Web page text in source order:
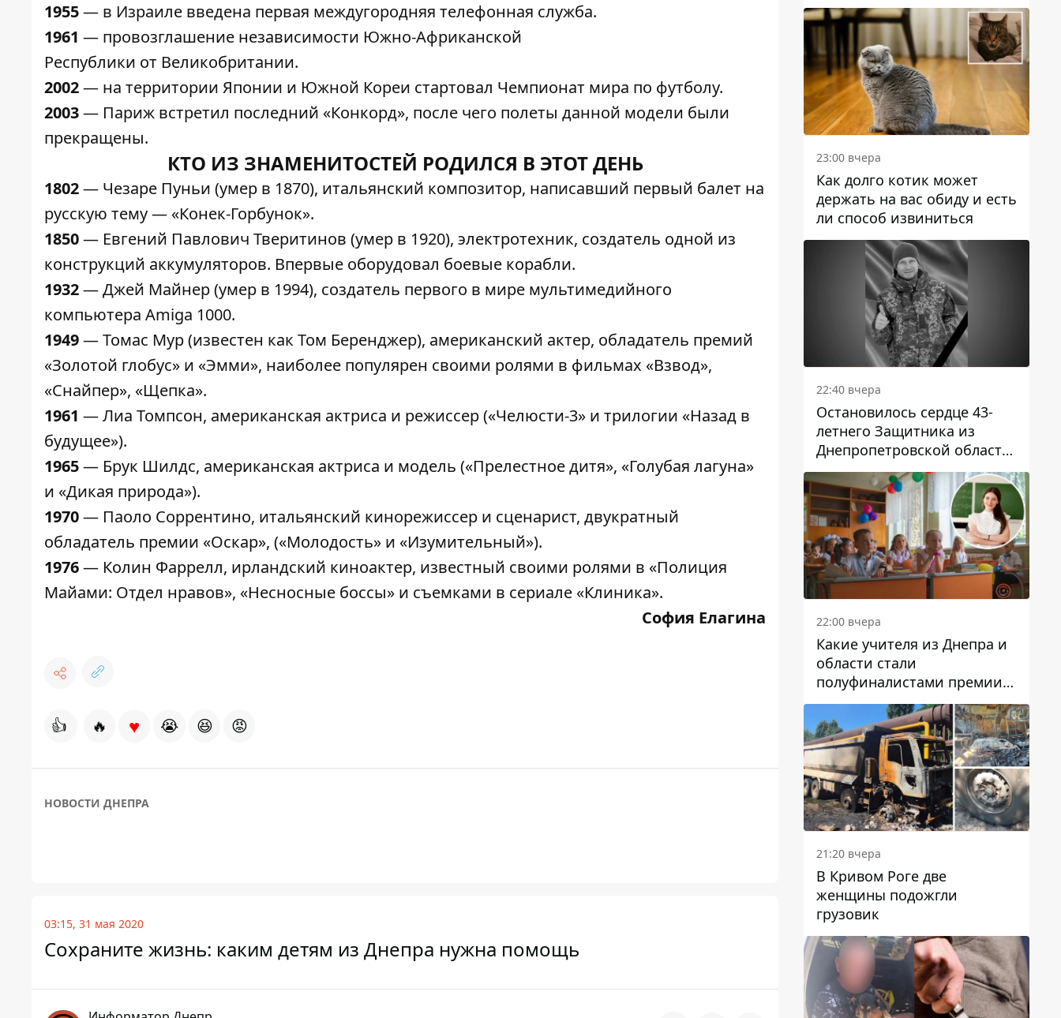
1955— в Израиле введена первая междугородняя телефонная служба.
1961 — провозглашение независимости Южно-Африканской
Республики от Великобритании.
2002— на территории Японии и Южной Кореи стартовал Чемпионат мира по футболу.
2003— Париж встретил последний «Конкорд», после чего полеты данной модели были
прекращены.
КТО ИЗ ЗНАМЕНИТОСТЕЙ РОДИЛСЯ В ЭТОТ ДЕНЬ
1802— Чезаре Пуньи (умер в 1870), итальянский композитор, написавший первый балет на
русскую тему — «Конек-Горбунок».
1850— Евгений Павлович Тверитинов (умер в 1920), электротехник, создатель одной из
конструкций аккумуляторов. Впервые оборудовал боевые корабли.
1932— Джей Майнер (умер в 1994), создатель первого в мире мультимедийного
компьютера Amiga 1000.
1949— Томас Мур (известен как Том Беренджер), американский актер, обладатель премий
«Золотой глобус» и «Эмми», наиболее популярен своими ролями в фильмах «Взвод»,
«Снайпер», «Щепка».
1961 — Лиа Томпсон, американская актриса и режиссер («Челюсти-3» и трилогии «Назад в
будущее»).
1965— Брук Шилдс, американская актриса и модель («Прелестное дитя», «Голубая лагуна»
и «Дикая природа»).
1970— Паоло Соррентино, итальянский кинорежиссер и сценарист, двукратный
обладатель премии «Оскар», («Молодость» и «Изумительный»).
1976— Колин Фаррелл, ирландский киноактер, известный своими ролями в «Полиция
Майами: Отдел нравов», «Несносные боссы» и съемками в сериале «Клиника».
София Елагина
👍 🔥 ♥ 😭 😆 😡
НОВОСТИ ДНЕПРА
03:15, 31 мая 2020
Сохраните жизнь: каким детям из Днепра нужна помощь
23:00 вчера
Как долго котик может
держать на вас обиду и есть
ли способ извиниться
22:40 вчера
Остановилось сердце 43-
летнего Защитника из
Днепропетровской области
Евгения Зинченко
22:00 вчера
Какие учителя из Днепра и
области стали
полуфиналистами премии
Global Teacher Prize Ukraine
2026
21:20 вчера
В Кривом Роге две
женщины подожгли
грузовик